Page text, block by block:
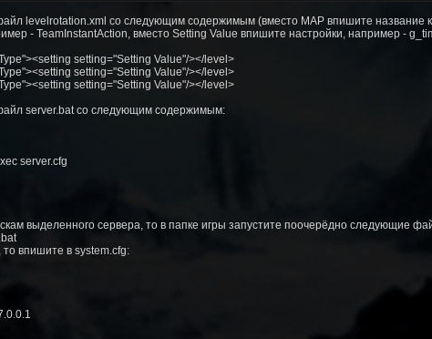
levelrotation.xml со следующим содержимым (вместо MAP впишите название
- TeamInstantAction, вместо Setting Value впишите настройки, например -
setting="Setting Value"/></level>
setting="Setting Value"/></level>
setting="Setting Value"/></level>
server.bat со следующим содержимым:
server.cfg
выделенного сервера, то в папке игры запустите поочерёдно следующие
впишите в system.cfg: